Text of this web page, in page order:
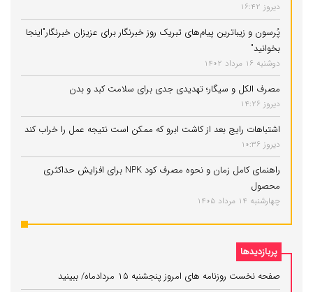
دیروز 16:42
پُرسون و زیباترین پیام‌های تبریک روز خبرنگار برای عزیزان خبرنگار"اینجا
بخوانید"
دوشنبه 16 مرداد 1402
مصرف الکل و سیگار؛ تهدیدی جدی برای سلامت کبد و بدن
دیروز 14:26
اشتباهات رایج بعد از کاشت ابرو که ممکن است نتیجه عمل را خراب کند
دیروز 10:36
راهنمای کامل زمان و نحوه مصرف کود NPK برای افزایش حداکثری
محصول
چهارشنبه 14 مرداد 1405
پربازدیدها
صفحه نخست روزنامه های امروز پنجشنبه ۱۵ مردادماه/ ببینید